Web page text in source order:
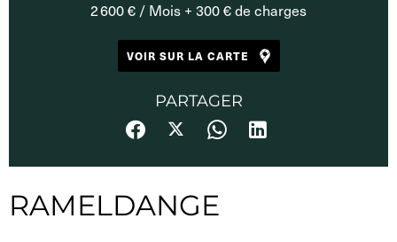
2 600 € / Mois + 300 € de charges
VOIR SUR LA CARTE
PARTAGER
RAMELDANGE